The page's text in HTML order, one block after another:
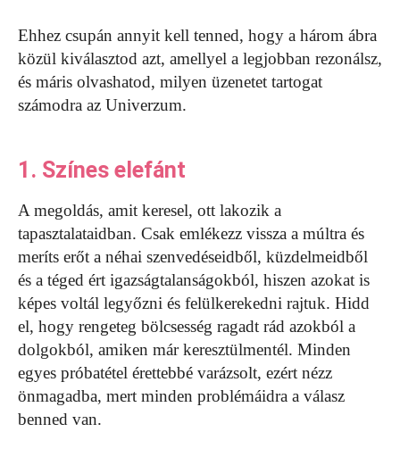
Ehhez csupán annyit kell tenned, hogy a három ábra
közül kiválasztod azt, amellyel a legjobban rezonálsz,
és máris olvashatod, milyen üzenetet tartogat
számodra az Univerzum.
1. Színes elefánt
A megoldás, amit keresel, ott lakozik a
tapasztalataidban. Csak emlékezz vissza a múltra és
meríts erőt a néhai szenvedéseidből, küzdelmeidből
és a téged ért igazságtalanságokból, hiszen azokat is
képes voltál legyőzni és felülkerekedni rajtuk. Hidd
el, hogy rengeteg bölcsesség ragadt rád azokból a
dolgokból, amiken már keresztülmentél. Minden
egyes próbatétel érettebbé varázsolt, ezért nézz
önmagadba, mert minden problémáidra a válasz
benned van.